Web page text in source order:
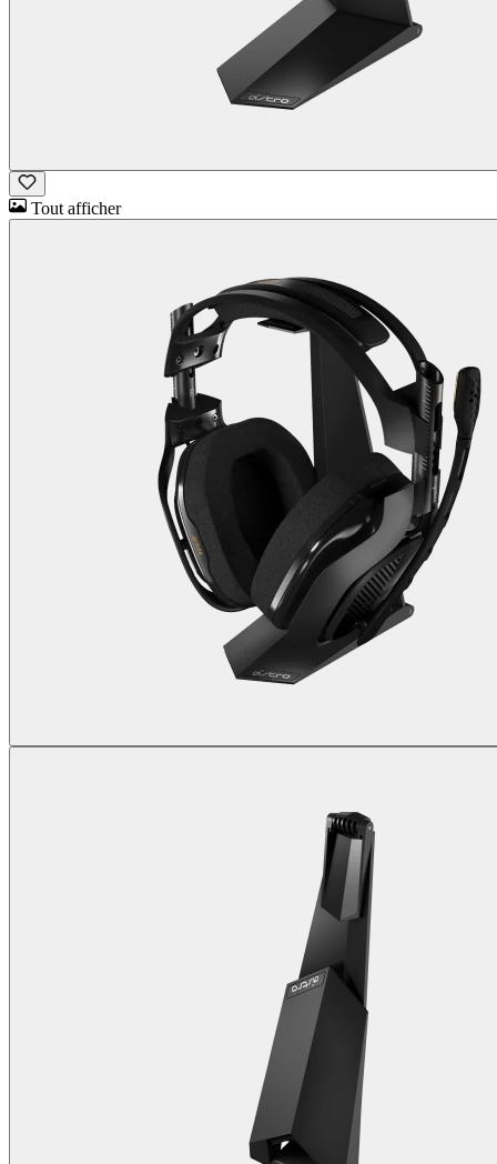
Tout afficher